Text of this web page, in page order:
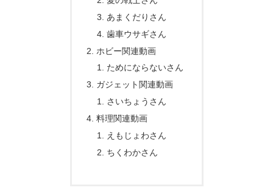
あまくだりさん
歯車ウサギさん
ホビー関連動画
ためにならないさん
ガジェット関連動画
さいちょうさん
料理関連動画
えもじょわさん
ちくわかさん